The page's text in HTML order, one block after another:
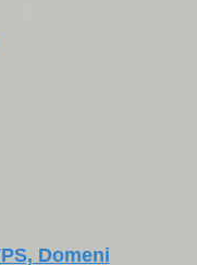
Domeni